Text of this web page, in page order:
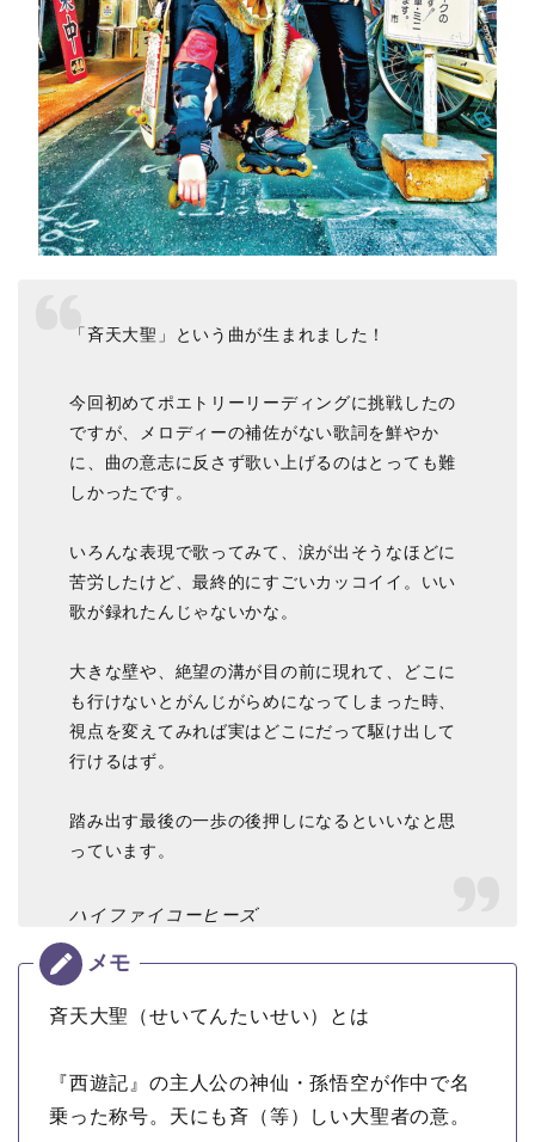
「斉天大聖」という曲が生まれました！
今回初めてポエトリーリーディングに挑戦したの
ですが、メロディーの補佐がない歌詞を鮮やか
に、曲の意志に反さず歌い上げるのはとっても難
しかったです。
いろんな表現で歌ってみて、涙が出そうなほどに
苦労したけど、最終的にすごいカッコイイ。いい
歌が録れたんじゃないかな。
大きな壁や、絶望の溝が目の前に現れて、どこに
も行けないとがんじがらめになってしまった時、
視点を変えてみれば実はどこにだって駆け出して
行けるはず。
踏み出す最後の一歩の後押しになるといいなと思
っています。
ハイファイコーヒーズ
斉天大聖（せいてんたいせい）とは
『西遊記』の主人公の神仙・孫悟空が作中で名
乗った称号。天にも斉（等）しい大聖者の意。